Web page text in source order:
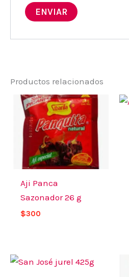
Productos relacionados
Aji Panca
Sazonador 26 g
$300